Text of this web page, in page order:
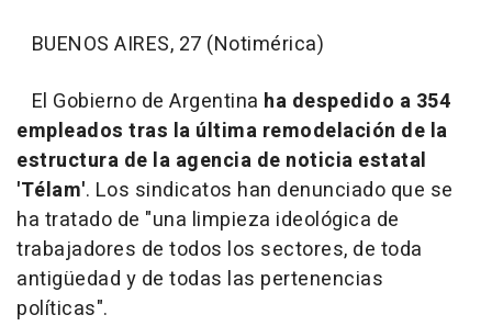
BUENOS AIRES, 27 (Notimérica)
El Gobierno de Argentina ha despedido a 354
empleados tras la última remodelación de la
estructura de la agencia de noticia estatal
'Télam'. Los sindicatos han denunciado que se
ha tratado de "una limpieza ideológica de
trabajadores de todos los sectores, de toda
antigüedad y de todas las pertenencias
políticas".